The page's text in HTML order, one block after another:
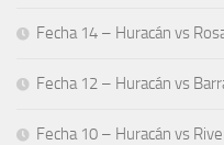
Fecha 14 – Huracán vs
Fecha 12 – Huracán vs
Fecha 10 – Huracán vs